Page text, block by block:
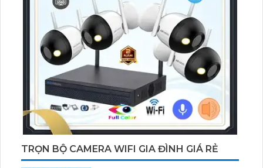
TRỌN BỘ CAMERA WIFI GIA ĐÌNH GIÁ RẺ